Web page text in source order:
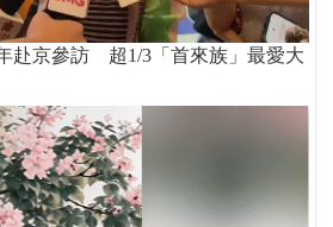
赴京參訪 超1/3「首來族」最愛大